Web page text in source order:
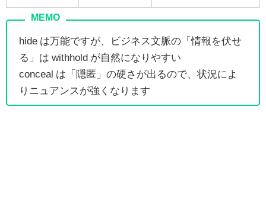
hide は万能ですが、ビジネス文脈の「情報を伏せ
る」は withhold が自然になりやすい
conceal は「隠匿」の硬さが出るので、状況によ
りニュアンスが強くなります